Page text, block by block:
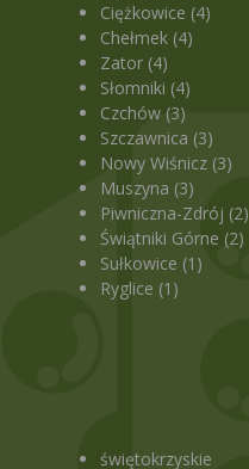
Ciężkowice (4)
Chełmek (4)
Zator (4)
Słomniki (4)
Czchów (3)
Szczawnica (3)
Nowy Wiśnicz (3)
Muszyna (3)
Piwniczna-Zdrój (2)
Świątniki Górne (2)
Sułkowice (1)
Ryglice (1)
świętokrzyskie